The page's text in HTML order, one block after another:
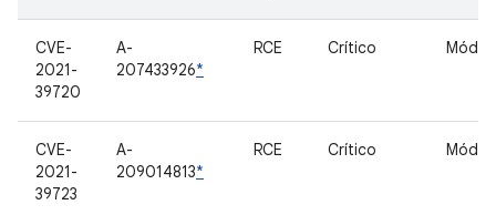
CVE-
2021-
39720
A-
207433926*
RCE Crítico
CVE-
2021-
39723
A-
209014813*
RCE Crítico